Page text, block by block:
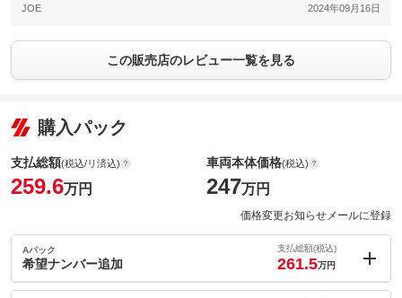
JOE 2024年09月16日
この販売店のレビュー一覧を見る
購入パック
支払総額(税込/リ済込)
259.6万円
車両本体価格(税込)
247万円
価格変更お知らせメールに登録
Aパック
希望ナンバー追加
支払総額(税込)
261.5万円
内：オプシ